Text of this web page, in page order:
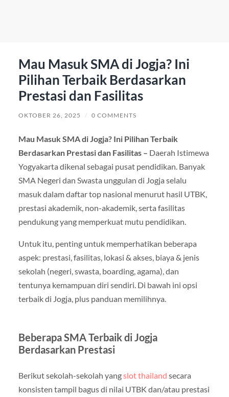
Mau Masuk SMA di Jogja? Ini
Pilihan Terbaik Berdasarkan
Prestasi dan Fasilitas
OKTOBER 26, 2025 / 0 COMMENTS
Mau Masuk SMA di Jogja? Ini Pilihan Terbaik
Berdasarkan Prestasi dan Fasilitas – Daerah Istimewa
Yogyakarta dikenal sebagai pusat pendidikan. Banyak
SMA Negeri dan Swasta unggulan di Jogja selalu
masuk dalam daftar top nasional menurut hasil UTBK,
prestasi akademik, non-akademik, serta fasilitas
pendukung yang memperkuat mutu pendidikan.
Untuk itu, penting untuk memperhatikan beberapa
aspek: prestasi, fasilitas, lokasi & akses, biaya & jenis
sekolah (negeri, swasta, boarding, agama), dan
tentunya kemampuan diri sendiri. Di bawah ini opsi
terbaik di Jogja, plus panduan memilihnya.
Beberapa SMA Terbaik di Jogja
Berdasarkan Prestasi
Berikut sekolah-sekolah yangslot thailand secara
konsisten tampil bagus di nilai UTBK dan/atau prestasi